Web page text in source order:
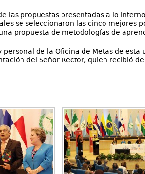
las propuestas presentadas a lo
se seleccionaron las cinco mejores
propuesta de metodologías de
de la Oficina de Metas de esta
del Señor Rector, quien recibió